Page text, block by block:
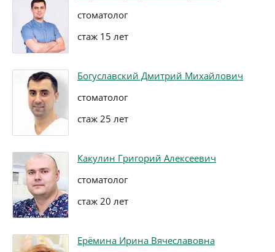
стоматолог
стаж 15 лет
Богуславский Дмитрий Михайлович
стоматолог
стаж 25 лет
Какулин Григорий Алексеевич
стоматолог
стаж 20 лет
Ерёмина Ирина Вячеславовна